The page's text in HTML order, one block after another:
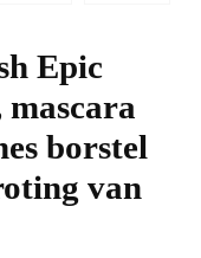
Epic
borstel
van